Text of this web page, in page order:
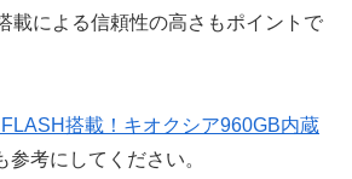
載による信頼性の高さもポイントで
搭載！キオクシア960GB内蔵
参考にしてください。